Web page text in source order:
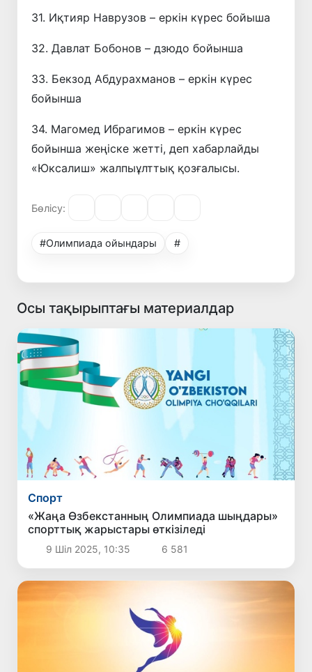
31. Иқтияр Наврузов – еркін күрес бойыша
32. Давлат Бобонов – дзюдо бойынша
33. Бекзод Абдурахманов – еркін күрес
бойынша
34. Магомед Ибрагимов – еркін күрес
бойынша жеңіске жетті, деп хабарлайды
«Юксалиш» жалпыұлттық қозғалысы.
Бөлісу:
#Олимпиада ойындары #
Осы тақырыптағы материалдар
Спорт
«Жаңа Өзбекстанның Олимпиада шыңдары»
спорттық жарыстары өткізіледі
9 Шіл 2025, 10:35 6 581